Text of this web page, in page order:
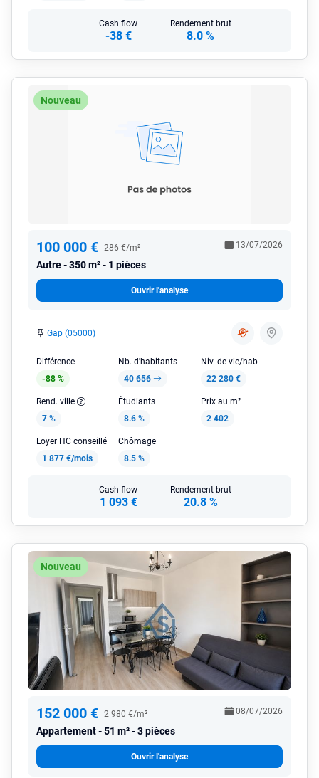
Cash flow
-38 €
Rendement brut
8.0 %
Nouveau
100 000 € 286 €/m²
Autre 350 m² - 1 pièces
13/07/2026
Ouvrir l'analyse
Gap (05000)
Différence
-88 %
Nb. d'habitants
40 656
Niv. de vie/hab
22 280 €
Rend. ville
7 %
Étudiants
8.6 %
Prix au m²
2 402
Loyer HC conseillé
1 877 €/mois
Chômage
8.5 %
Cash flow
1 093 €
Rendement brut
20.8 %
Nouveau
152 000 € 2 980 €/m²
Appartement 51 m² - 3 pièces
08/07/2026
Ouvrir l'analyse